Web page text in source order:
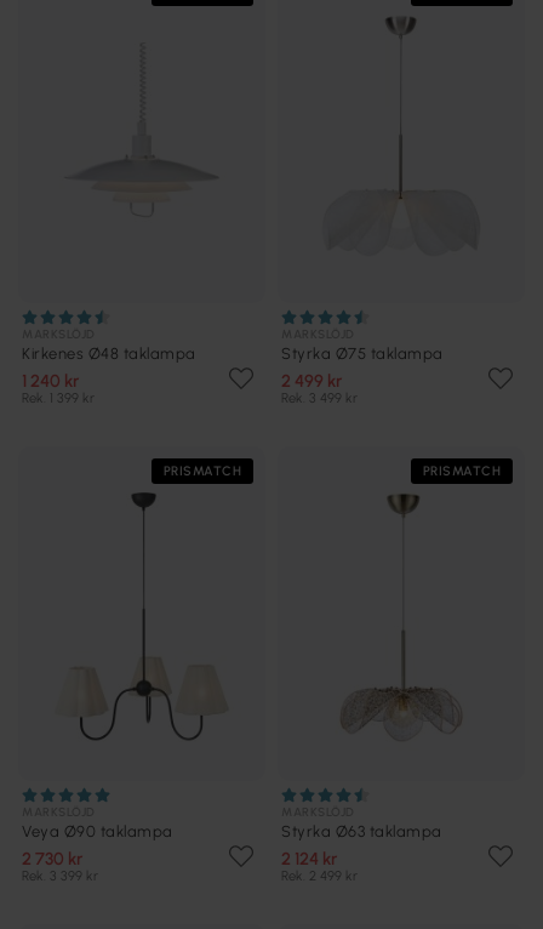
Kirkenes Ø48 taklampa
1 240 kr
Rek. 1 399 kr
Styrka Ø75 taklampa
2 499 kr
Rek. 3 499 kr
PRISMATCH
Veya Ø90 taklampa
2 730 kr
Rek. 3 399 kr
PRISMATCH
Styrka Ø63 taklampa
2 124 kr
Rek. 2 499 kr